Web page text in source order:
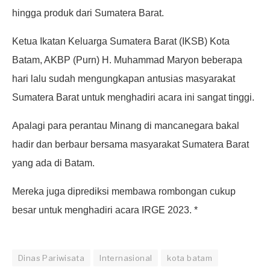
hingga produk dari Sumatera Barat.
Ketua Ikatan Keluarga Sumatera Barat (IKSB) Kota
Batam, AKBP (Purn) H. Muhammad Maryon beberapa
hari lalu sudah mengungkapan antusias masyarakat
Sumatera Barat untuk menghadiri acara ini sangat tinggi.
Apalagi para perantau Minang di mancanegara bakal
hadir dan berbaur bersama masyarakat Sumatera Barat
yang ada di Batam.
Mereka juga diprediksi membawa rombongan cukup
besar untuk menghadiri acara IRGE 2023. *
Dinas Pariwisata Internasional kota batam